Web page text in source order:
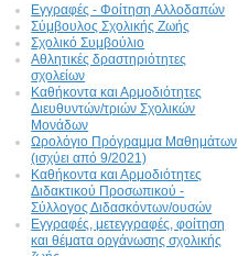
Εγγραφές - Φοίτηση Aλλοδαπών
Σύμβουλος Σχολικής Ζωής
Σχολικό Συμβούλιο
Αθλητικές δραστηριότητες
σχολείων
Καθήκοντα και Αρμοδιότητες
Διευθυντών/τριών Σχολικών
Μονάδων
Ωρολόγιο Πρόγραμμα Μαθημάτων
(ισχύει από 9/2021)
Καθήκοντα και Αρμοδιότητες
Διδακτικού Προσωπικού -
Σύλλογος Διδασκόντων/ουσών
Εγγραφές, μετεγγραφές, φοίτηση
και θέματα οργάνωσης σχολικής